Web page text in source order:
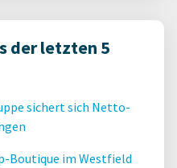
der letzten 5
sichert sich Netto-
Boutique im Westfield